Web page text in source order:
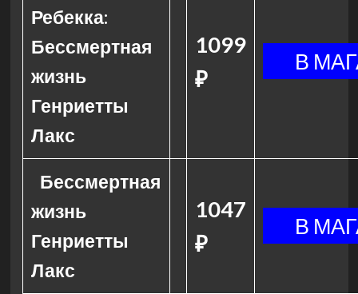
Ребекка:
Бессмертная
жизнь
Генриетты
Лакс
1099
₽
Бессмертная
жизнь
Генриетты
Лакс
1047
₽